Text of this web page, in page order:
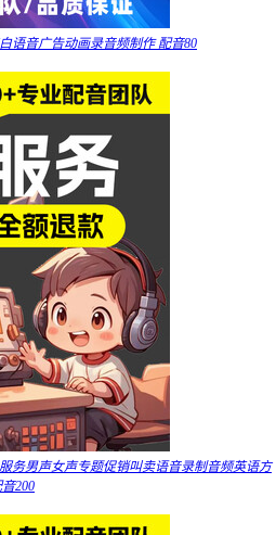
语音广告动画录音频制作 配音80
务男声女声专题促销叫卖语音录制音频英语方
200